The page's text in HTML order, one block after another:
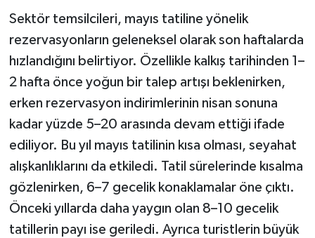
Sektör temsilcileri, mayıs tatiline yönelik
rezervasyonların geleneksel olarak son haftalarda
hızlandığını belirtiyor. Özellikle kalkış tarihinden 1–
2 hafta önce yoğun bir talep artışı beklenirken,
erken rezervasyon indirimlerinin nisan sonuna
kadar yüzde 5–20 arasında devam ettiği ifade
ediliyor. Bu yıl mayıs tatilinin kısa olması, seyahat
alışkanlıklarını da etkiledi. Tatil sürelerinde kısalma
gözlenirken, 6–7 gecelik konaklamalar öne çıktı.
Önceki yıllarda daha yaygın olan 8–10 gecelik
tatillerin payı ise geriledi. Ayrıca turistlerin büyük